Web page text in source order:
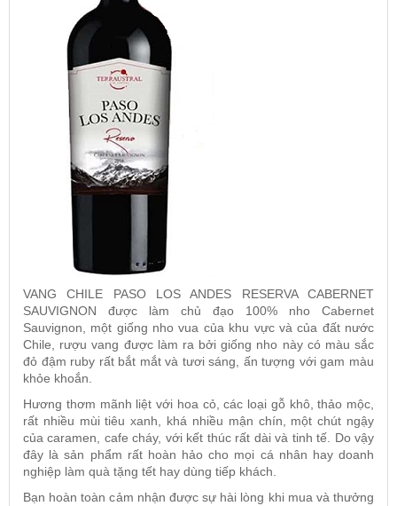
VANG CHILE PASO LOS ANDES RESERVA CABERNET
SAUVIGNON được làm chủ đạo 100% nho Cabernet
Sauvignon, một giống nho vua của khu vực và của đất nước
Chile, rượu vang được làm ra bởi giống nho này có màu sắc
đỏ đậm ruby rất bắt mắt và tươi sáng, ấn tượng với gam màu
khỏe khoắn.
Hương thơm mãnh liệt với hoa cỏ, các loại gỗ khô, thảo mộc,
rất nhiều mùi tiêu xanh, khá nhiều mận chín, một chút ngậy
của caramen, cafe cháy, với kết thúc rất dài và tinh tế. Do vậy
đây là sản phẩm rất hoàn hảo cho mọi cá nhân hay doanh
nghiệp làm quà tặng tết hay dùng tiếp khách.
Bạn hoàn toàn cảm nhận được sự hài lòng khi mua và thưởng